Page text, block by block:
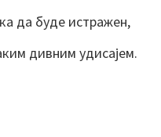
да буде истражен,
дивним удисајем.